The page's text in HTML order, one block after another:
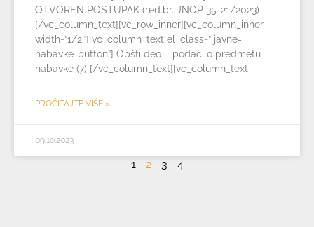
OTVOREN POSTUPAK (red.br. JNOP 35-21/2023)
[/vc_column_text][vc_row_inner][vc_column_inner
width=”1/2″][vc_column_text el_class=” javne-
nabavke-button”] Opšti deo – podaci o predmetu
nabavke (7) [/vc_column_text][vc_column_text
PROČITAJTE VIŠE »
09.10.2023
1 2 3 4